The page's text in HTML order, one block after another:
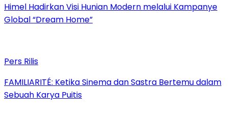
Himel Hadirkan Visi Hunian Modern melalui Kampanye
Global “Dream Home”
Pers Rilis
FAMILIARITÉ: Ketika Sinema dan Sastra Bertemu dalam
Sebuah Karya Puitis